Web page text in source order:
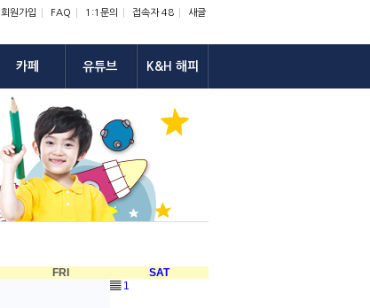
회원가입 FAQ 1:1문의 접속자 48 새글
카페 유튜브 K&H 해피
FRI
SAT
▤ 1